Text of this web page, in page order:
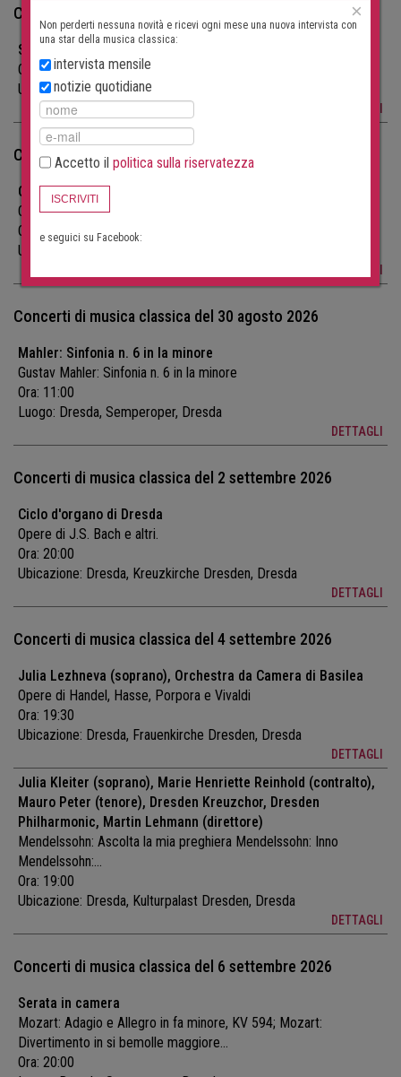
Concerti di musica classica del 23 agosto 2026
Splendore barocco
Ora: 16:00
Ubicazione:Dresda, Frauenkirche Dresden, Dresda
Concerti di musica classica del 29 agosto 2026
Colori del Mare
Opere di Handel, Vivaldi, Hasse, Bononcini e altri.
Ora: 19:00
Ubicazione:
Concerti di musica classica del 30 agosto 2026
Mahler: Sinfonia n. 6 in la minore
Gustav Mahler: Sinfonia n. 6 in la minore
Ora: 11:00
Luogo: Dresda, Semperoper, Dresda
DETTAGLI
Concerti di musica classica del 2 settembre 2026
Ciclo d'organo di Dresda
Opere di J.S. Bach e altri.
Ora: 20:00
Ubicazione: Dresda, Kreuzkirche Dresden, Dresda
DETTAGLI
Concerti di musica classica del 4 settembre 2026
Julia Lezhneva (soprano), Orchestra da Camera di Basilea
Opere di Handel, Hasse, Porpora e Vivaldi
Ora: 19:30
Ubicazione: Dresda, Frauenkirche Dresden, Dresda
DETTAGLI
Julia Kleiter (soprano), Marie Henriette Reinhold (contralto),
Mauro Peter (tenore), Dresden Kreuzchor, Dresden
Philharmonic, Martin Lehmann (direttore)
Mendelssohn: Ascolta la mia preghiera Mendelssohn: Inno
Mendelssohn:...
Ora: 19:00
Ubicazione: Dresda, Kulturpalast Dresden, Dresda
DETTAGLI
Concerti di musica classica del 6 settembre 2026
Serata in camera
Mozart: Adagio e Allegro in fa minore, KV 594; Mozart:
Divertimento in si bemolle maggiore...
Ora: 20:00
×
Non perderti nessuna novità e ricevi ogni mese una nuova intervista con
una star della musica classica:
intervista mensile
notizie quotidiane
Accetto il politica sulla riservatezza
ISCRIVITI
e seguici su Facebook: